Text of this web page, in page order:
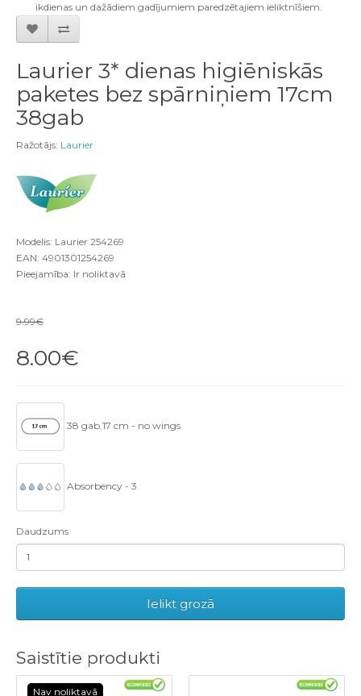
ikdienas un dažādiem gadījumiem paredzētajiem ieliktnīšiem.
Laurier 3* dienas higiēniskās
paketes bez spārniņiem 17cm
38gab
Ražotājs: Laurier
Modelis: Laurier 254269
EAN: 4901301254269
Pieejamība: Ir noliktavā
9.99€
8.00€
38 gab.17 cm - no wings
Absorbency - 3
Daudzums
Ielikt grozā
Saistītie produkti
Nav noliktavā